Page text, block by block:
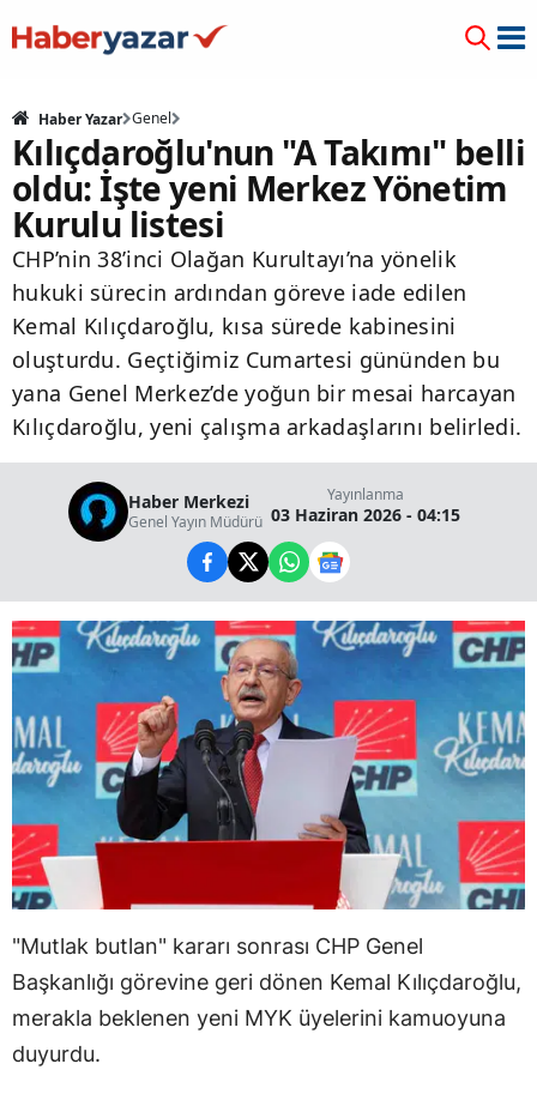
Haber Yazar Genel
Kılıçdaroğlu'nun "A Takımı" belli
oldu: İşte yeni Merkez Yönetim
Kurulu listesi
CHP’nin 38’inci Olağan Kurultayı’na yönelik
hukuki sürecin ardından göreve iade edilen
Kemal Kılıçdaroğlu, kısa sürede kabinesini
oluşturdu. Geçtiğimiz Cumartesi gününden bu
yana Genel Merkez’de yoğun bir mesai harcayan
Kılıçdaroğlu, yeni çalışma arkadaşlarını belirledi.
Haber Merkezi
Genel Yayın Müdürü
Yayınlanma
03 Haziran 2026 - 04:15
"Mutlak butlan" kararı sonrası CHP Genel
Başkanlığı görevine geri dönen Kemal Kılıçdaroğlu,
merakla beklenen yeni MYK üyelerini kamuoyuna
duyurdu.